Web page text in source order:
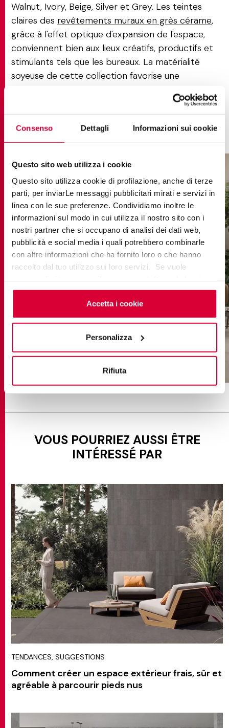
Consenso Dettagli Informazioni sui cookie
Questo sito web utilizza i cookie
Questo sito utilizza cookie di profilazione, anche di terze
parti, per inviarLe messaggi pubblicitari mirati e servizi in
linea con le sue preferenze. Condividiamo inoltre le
informazioni sul modo in cui utilizza il nostro sito con i
nostri partner che si occupano di analisi dei dati web,
pubblicità e social media i quali potrebbero combinarle
con altre informazioni che ha fornito loro o che hanno
raccolto dal tuo utilizzo sui loro servizi. Se vuole
cookieclicchi qui. Il consenso può essere espresso
cliccando sul tasto “Accetta i cookie”. Se non vuole i
cookie di profilazione può negare il consenso sul tasto
Accetta i cookie
Personalizza
Rifiuta
Walnut, Ivory, Beige, Silver et Grey. Les teintes
claires des revêtements muraux en grès cérame,
grâce à l'effet optique d'expansion de l'espace,
conviennent bien aux lieux créatifs, productifs et
stimulants tels que les bureaux. La matérialité
soyeuse de cette collection favorise une
environnement caractérisé par une énergie à la
fois inspirante, relaxante et paisible.
VOUS POURRIEZ AUSSI ÊTRE
INTÉRESSÉ PAR
TENDANCES, SUGGESTIONS
Comment créer un espace extérieur frais, sûr et
agréable à parcourir pieds nus